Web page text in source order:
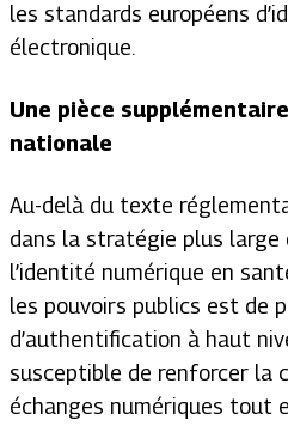
les standards européens
électronique.
Une pièce
nationale
Au-delà du texte
dans la stratégie plus
l’identité numérique en
les pouvoirs publics est de
d’authentification à haut
susceptible de renforcer la
échanges numériques tout